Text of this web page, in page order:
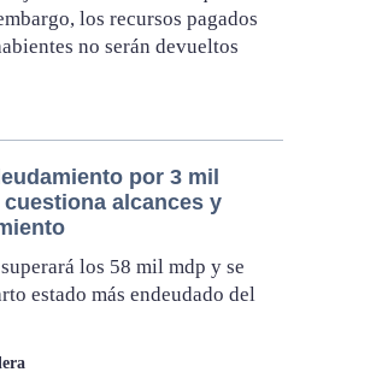
los recursos pagados
no serán devueltos
por 3 mil
alcances y
los 58 mil mdp y se
estado más endeudado del